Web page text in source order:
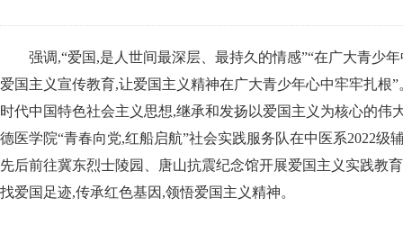
强调,“爱国,是人世间最深层、最持久的情感”“在广大青少
爱国主义宣传教育,让爱国主义精神在广大青少年心中牢牢扎根
时代中国特色社会主义思想,继承和发扬以爱国主义为核心的伟
德医学院“青春向党,红船启航”社会实践服务队在中医系2022级
先后前往冀东烈士陵园、唐山抗震纪念馆开展爱国主义实践教
找爱国足迹,传承红色基因,领悟爱国主义精神。